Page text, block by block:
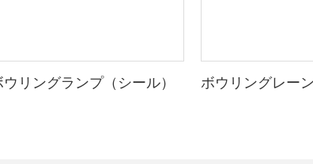
ウリングランプ（シール） ボウリングレー